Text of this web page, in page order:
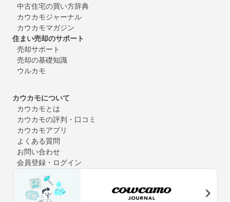
中古住宅の買い方辞典
カウカモジャーナル
カウカモマガジン
住まい売却のサポート
売却サポート
売却の基礎知識
ウルカモ
カウカモについて
カウカモとは
カウカモの評判・口コミ
カウカモアプリ
よくある質問
お問い合わせ
会員登録・ログイン